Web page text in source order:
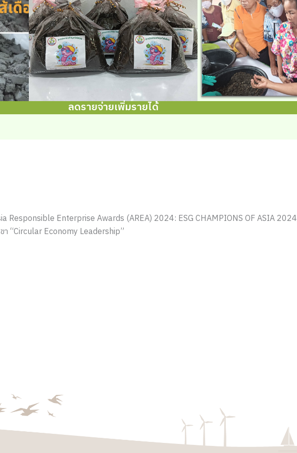
ลดรายจ่ายเพิ่มรายได้
Responsible Enterprise Awards (AREA) 2024: ESG CHAMPIONS OF ASIA 2024
า “Circular Economy Leadership”